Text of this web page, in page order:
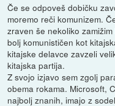
Če se odpoveš dobičku
moremo reči komunizem.
zraven še nekoliko
bolj komunističen kot
kitajske delavce zavzeli
kitajska partija.
Z svojo izjavo sem zgolj
obema rokama. Microsoft,
najbolj znanih, imajo z